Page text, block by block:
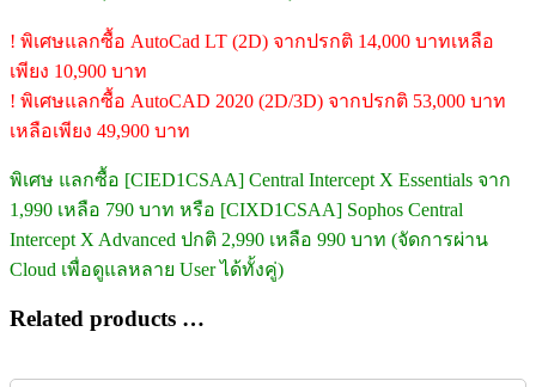
! พิเศษแลกซื้อ AutoCad LT (2D) จากปรกติ 14,000 บาทเหลือ
เพียง 10,900 บาท
! พิเศษแลกซื้อ AutoCAD 2020 (2D/3D) จากปรกติ 53,000 บาท
เหลือเพียง 49,900 บาท
พิเศษ แลกซื้อ [CIED1CSAA] Central Intercept X Essentials จาก
1,990 เหลือ 790 บาท หรือ [CIXD1CSAA] Sophos Central
Intercept X Advanced ปกติ 2,990 เหลือ 990 บาท (จัดการผ่าน
Cloud เพื่อดูแลหลาย User ได้ทั้งคู่)
Related products …